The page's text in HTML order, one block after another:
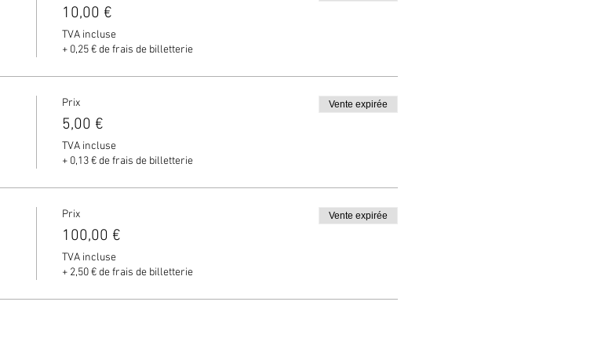
10,00 €
TVA incluse
+ 0,25 € de frais de billetterie
Prix
5,00 €
TVA incluse
+ 0,13 € de frais de billetterie
Vente expirée
Prix
100,00 €
TVA incluse
+ 2,50 € de frais de billetterie
Vente expirée